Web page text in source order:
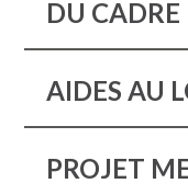
DU CADRE
AIDES AU
PROJET